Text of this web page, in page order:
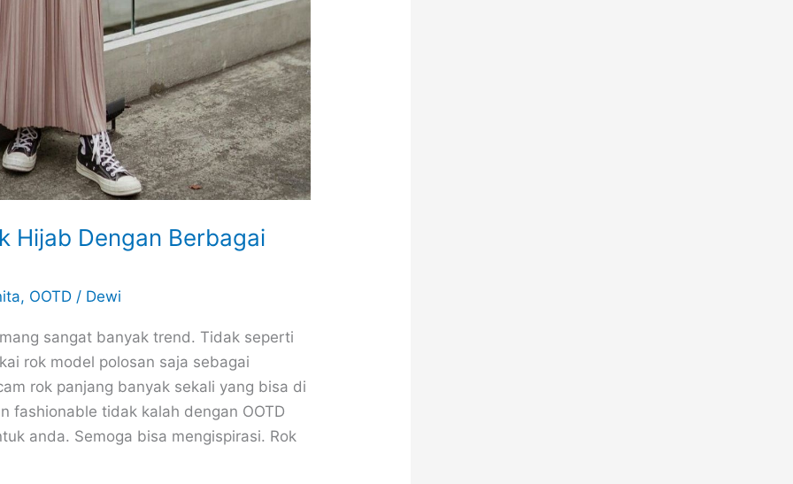
Hijab Dengan Berbagai
, OOTD / Dewi
sangat banyak trend. Tidak seperti
rok model polosan saja sebagai
rok panjang banyak sekali yang bisa di
fashionable tidak kalah dengan OOTD
anda. Semoga bisa mengispirasi. Rok